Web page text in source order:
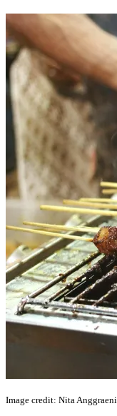
Image credit: Nita